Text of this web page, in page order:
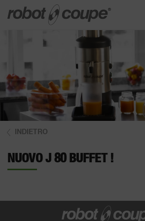
INDIETRO
NUOVO J 80 BUFFET !
Accedi guida alla